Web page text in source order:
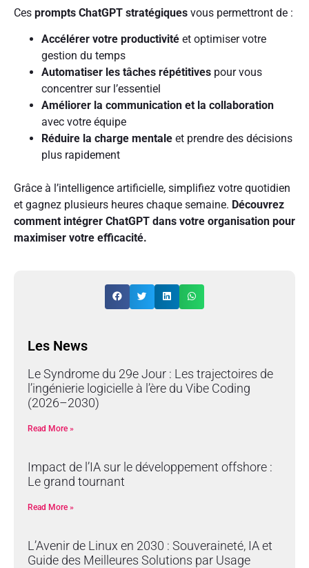
Ces prompts ChatGPT stratégiques vous permettront de :
Accélérer votre productivité et optimiser votre
gestion du temps
Automatiser les tâches répétitives pour vous
concentrer sur l’essentiel
Améliorer la communication et la collaboration
avec votre équipe
Réduire la charge mentale et prendre des décisions
plus rapidement
Grâce à l’intelligence artificielle, simplifiez votre quotidien
et gagnez plusieurs heures chaque semaine. Découvrez
comment intégrer ChatGPT dans votre organisation pour
maximiser votre efficacité.
Les News
Le Syndrome du 29e Jour : Les trajectoires de
l’ingénierie logicielle à l’ère du Vibe Coding
(2026–2030)
Read More »
Impact de l’IA sur le développement offshore :
Le grand tournant
Read More »
L’Avenir de Linux en 2030 : Souveraineté, IA et
Guide des Meilleures Solutions par Usage